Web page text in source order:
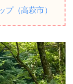
プ（高萩市）